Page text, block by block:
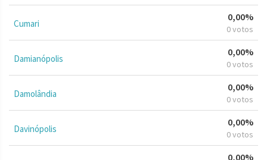
Cumari
0,00%
0 votos
Damianópolis
0,00%
0 votos
Damolândia
0,00%
0 votos
Davinópolis
0,00%
0 votos
0,00%